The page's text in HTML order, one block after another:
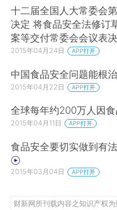
十二届全国人大常委会
决定 将食品安全法修订
案等交付常委会会议表决
2015年04月24日 APP打开
中国食品安全问题能根
2015年04月22日 APP打开
全球每年约200万人因
2015年04月11日 APP打开
食品安全要切实做到有
2015年03月04日 APP打开
财新网所刊载内容之知识产权